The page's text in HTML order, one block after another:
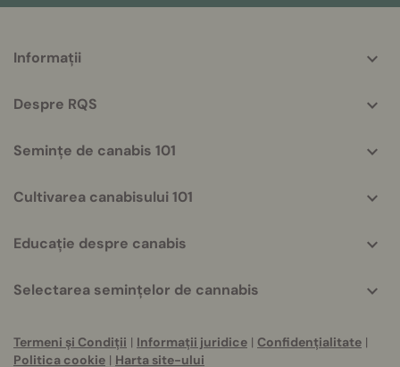
helpful
Informații
Despre RQS
Semințe de canabis 101
Cultivarea canabisului 101
Educație despre canabis
Selectarea semințelor de cannabis
Termeni și Condiții | Informații juridice | Confidențialitate |
Politica cookie | Harta site-ului